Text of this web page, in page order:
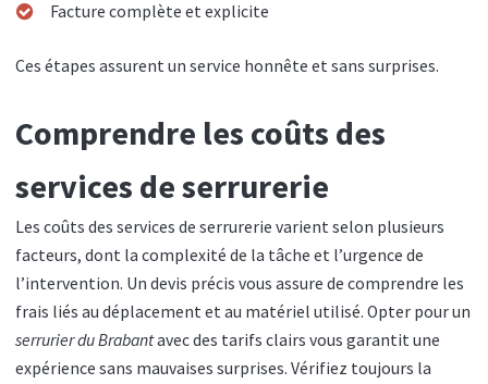
Facture complète et explicite
Ces étapes assurent un service honnête et sans surprises.
Comprendre les coûts des
services de serrurerie
Les coûts des services de serrurerie varient selon plusieurs
facteurs, dont la complexité de la tâche et l’urgence de
l’intervention. Un devis précis vous assure de comprendre les
frais liés au déplacement et au matériel utilisé. Opter pour un
serrurier du Brabantavec des tarifs clairs vous garantit une
expérience sans mauvaises surprises. Vérifiez toujours la